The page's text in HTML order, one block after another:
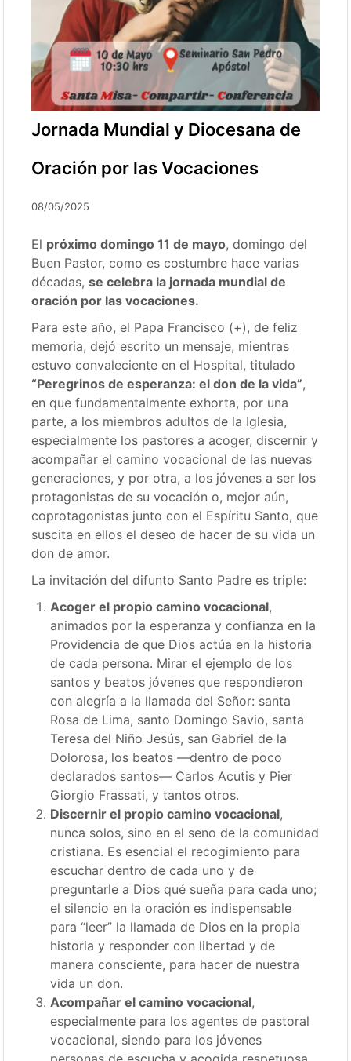
Jornada Mundial y Diocesana de
Oración por las Vocaciones
08/05/2025
El próximo domingo 11 de mayo, domingo del
Buen Pastor, como es costumbre hace varias
décadas,se celebra la jornada mundial de
oración por las vocaciones.
Para este año, el Papa Francisco (+), de feliz
memoria, dejó escrito un mensaje, mientras
estuvo convaleciente en el Hospital, titulado
“Peregrinos de esperanza: el don de la vida”,
en que fundamentalmente exhorta, por una
parte, a los miembros adultos de la Iglesia,
especialmente los pastores a acoger, discernir y
acompañar el camino vocacional de las nuevas
generaciones, y por otra, a los jóvenes a ser los
protagonistas de su vocación o, mejor aún,
coprotagonistas junto con el Espíritu Santo, que
suscita en ellos el deseo de hacer de su vida un
don de amor.
La invitación del difunto Santo Padre es triple:
Acoger el propio camino vocacional,
animados por la esperanza y confianza en la
Providencia de que Dios actúa en la historia
de cada persona. Mirar el ejemplo de los
santos y beatos jóvenes que respondieron
con alegría a la llamada del Señor: santa
Rosa de Lima, santo Domingo Savio, santa
Teresa del Niño Jesús, san Gabriel de la
Dolorosa, los beatos —dentro de poco
declarados santos— Carlos Acutis y Pier
Giorgio Frassati, y tantos otros.
Discernir el propio camino vocacional,
nunca solos, sino en el seno de la comunidad
cristiana. Es esencial el recogimiento para
escuchar dentro de cada uno y de
preguntarle a Dios qué sueña para cada uno;
el silencio en la oración es indispensable
para “leer” la llamada de Dios en la propia
historia y responder con libertad y de
manera consciente, para hacer de nuestra
vida un don.
Acompañar el camino vocacional,
especialmente para los agentes de pastoral
vocacional, siendo para los jóvenes